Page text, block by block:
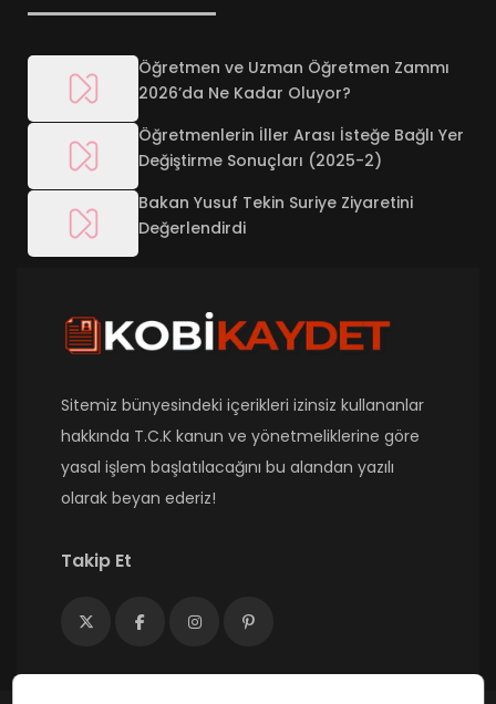
Öğretmen ve Uzman Öğretmen Zammı
2026’da Ne Kadar Oluyor?
Öğretmenlerin İller Arası İsteğe Bağlı Yer
Değiştirme Sonuçları (2025-2)
Bakan Yusuf Tekin Suriye Ziyaretini
Değerlendirdi
Sitemiz bünyesindeki içerikleri izinsiz kullananlar
hakkında T.C.K kanun ve yönetmeliklerine göre
yasal işlem başlatılacağını bu alandan yazılı
olarak beyan ederiz!
Takip Et